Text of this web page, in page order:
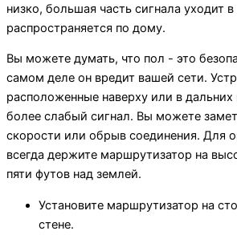
низко, большая часть сигнала уходит в
распространяется по дому.
Вы можете думать, что пол - это
самом деле он вредит вашей сети.
расположенные наверху или в
более слабый сигнал. Вы можете
скорости или обрыв соединения. Для
всегда держите маршрутизатор на
пяти футов над землей.
Установите маршрутизатор на
стене.